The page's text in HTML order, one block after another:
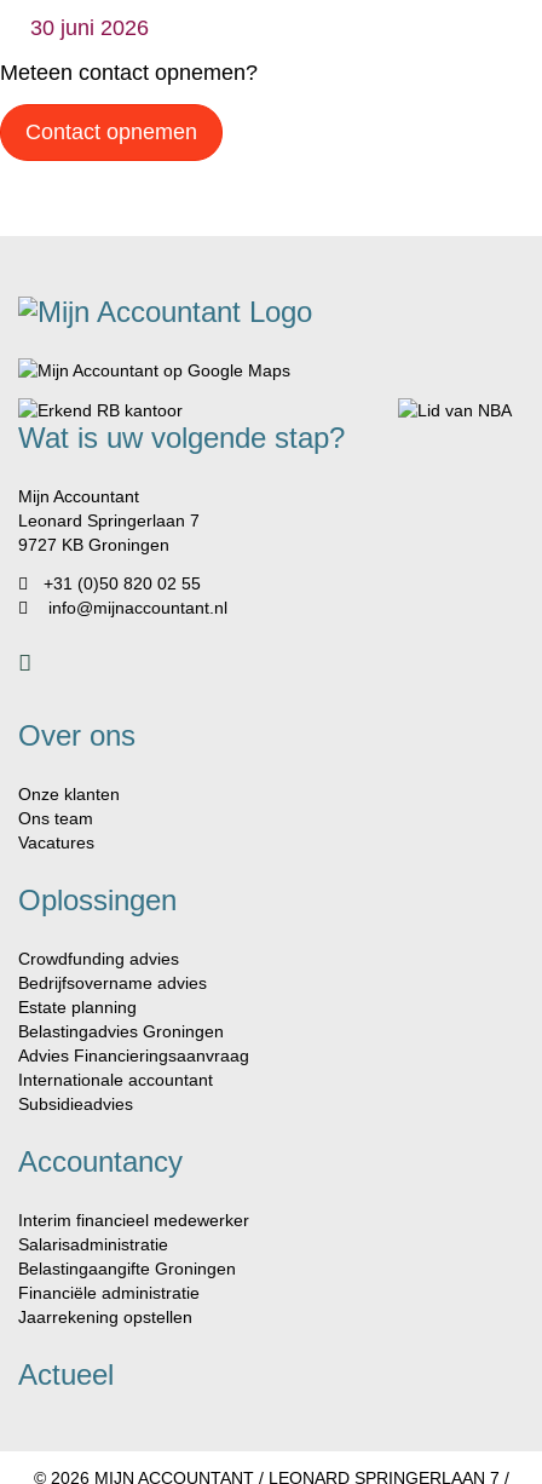
30 juni 2026
Meteen contact opnemen?
Contact opnemen
Wat is uw volgende stap?
Mijn Accountant
Leonard Springerlaan 7
9727 KB Groningen
+31 (0)50 820 02 55
info@mijnaccountant.nl
Over ons
Onze klanten
Ons team
Vacatures
Oplossingen
Crowdfunding advies
Bedrijfsovername advies
Estate planning
Belastingadvies Groningen
Advies Financieringsaanvraag
Internationale accountant
Subsidieadvies
Accountancy
Interim financieel medewerker
Salarisadministratie
Belastingaangifte Groningen
Financiële administratie
Jaarrekening opstellen
Actueel
© 2026 MIJN ACCOUNTANT / LEONARD SPRINGERLAAN 7 /